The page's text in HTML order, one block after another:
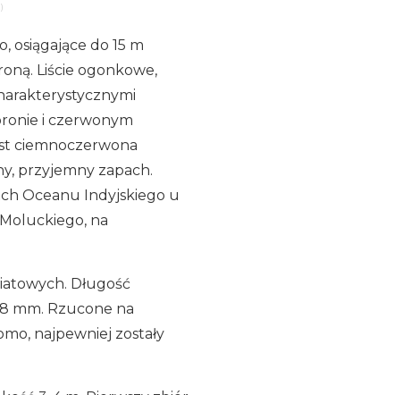
osiągające do 15 m
Liście ogonkowe,
i czerwonym
ciemnoczerwona
przyjemny zapach.
Oceanu Indyjskiego u
na
Długość
mm. Rzucone na
najpewniej zostały